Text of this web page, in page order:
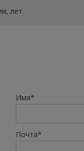
лет
Имя*
Почта*